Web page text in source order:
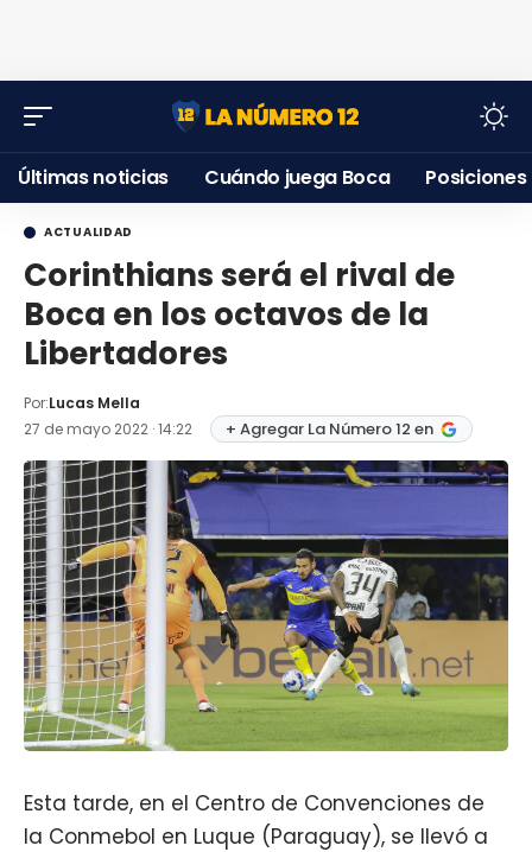
Últimas noticias Cuándo juega Boca Posiciones
ACTUALIDAD
Corinthians será el rival de
Boca en los octavos de la
Libertadores
Por:Lucas Mella
27 de mayo 2022 · 14:22
+ Agregar La Número 12 en
Esta tarde, en el Centro de Convenciones de
la Conmebol en Luque (Paraguay), se llevó a